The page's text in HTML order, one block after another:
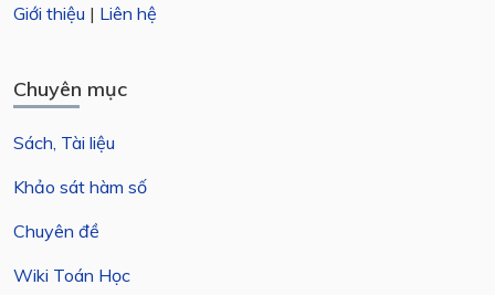
Giới thiệu | Liên hệ
Chuyên mục
Sách, Tài liệu
Khảo sát hàm số
Chuyên đề
Wiki Toán Học